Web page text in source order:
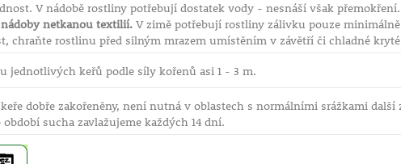
V nádobě rostliny potřebují dostatek vody - nesnáší však
netkanou textilií.V zimě potřebují rostliny zálivku pouze
chraňte rostlinu před silným mrazem umístěním v závětří či chladné
jednotlivých keřů podle síly kořenů asi 1 - 3 m.
dobře zakořeněny, není nutná v oblastech s normálními srážkami
sucha zavlažujeme každých 14 dní.